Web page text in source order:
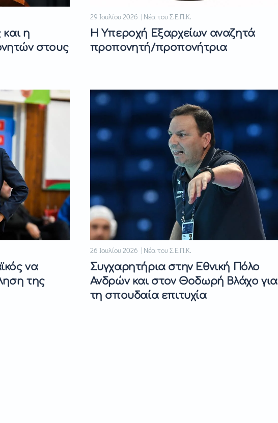
και η
στους
29 Ιουλίου 2026 | Νέα του Σ.Ε.Π.Κ.
Η Υπεροχή Εξαρχείων αναζητά
προπονητή/προπονήτρια
να
της
26 Ιουλίου 2026 | Νέα του Σ.Ε.Π.Κ.
Συγχαρητήρια στην Εθνική Πόλο
Ανδρών και στον Θοδωρή Βλάχο για
τη σπουδαία επιτυχία